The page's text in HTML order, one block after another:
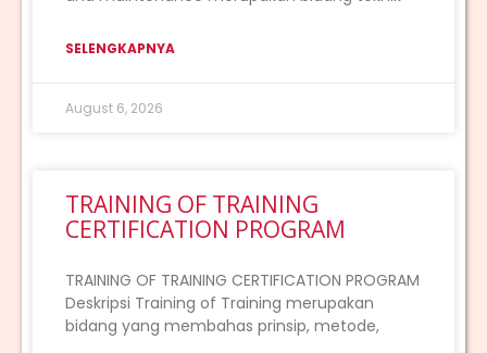
SELENGKAPNYA
August 6, 2026
TRAINING OF TRAINING
CERTIFICATION PROGRAM
TRAINING OF TRAINING CERTIFICATION PROGRAM
Deskripsi Training of Training merupakan
bidang yang membahas prinsip, metode,